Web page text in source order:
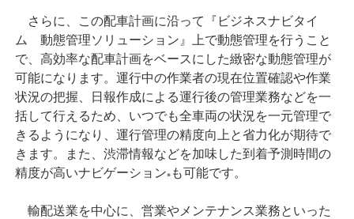
さらに、この配車計画に沿って『ビジネスナビタイ
ム 動態管理ソリューション』上で動態管理を行うこと
で、高効率な配車計画をベースにした緻密な動態管理が
可能になります。運行中の作業者の現在位置確認や作業
状況の把握、日報作成による運行後の管理業務などを一
括して行えるため、いつでも全車両の状況を一元管理で
きるようになり、運行管理の精度向上と省力化が期待で
きます。また、渋滞情報などを加味した到着予測時間の
精度が高いナビゲーション※ も可能です。
輸配送業を中心に、営業やメンテナンス業務といった